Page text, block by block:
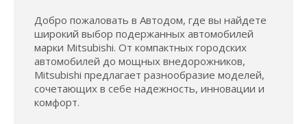
Добро пожаловать в Автодом, где вы найдете
широкий выбор подержанных автомобилей
марки Mitsubishi. От компактных городских
автомобилей до мощных внедорожников,
Mitsubishi предлагает разнообразие моделей,
сочетающих в себе надежность, инновации и
комфорт.